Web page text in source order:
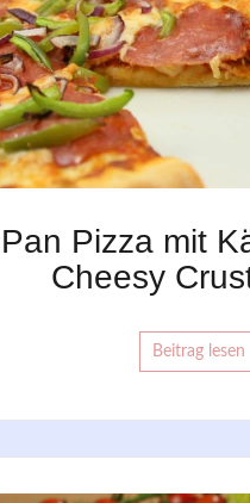
Pan Pizza mit
Cheesy
Beitrag lesen